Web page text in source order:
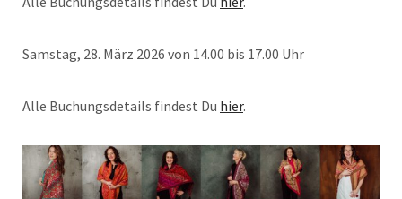
Samstag, 28. März 2026 von 14.00 bis 17.00 Uhr
Alle Buchungsdetails findest Du hier.